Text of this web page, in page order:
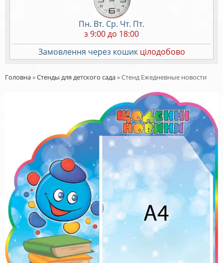
Пн. Вт. Ср. Чт. Пт.
з 9:00 до 18:00
Замовлення через кошик цілодобово
Головна»Стенды для детского сада»Стенд Ежедневные новости